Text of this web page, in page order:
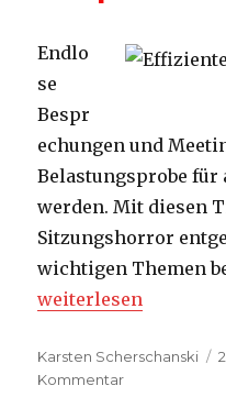
Endlo
se
Bespr
echungen und
Belastungsprobe
werden. Mit diesen
Sitzungshorror
wichtigen Themen
„Effiziente
weiterlesen
Autor
Karsten Scherschanski
Kommentarzu